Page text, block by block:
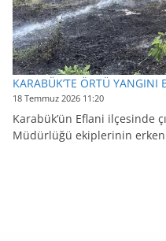
KARABÜK’TE ÖRTÜ
18 Temmuz 2026 11:20
Karabük’ün Eflani ilçesinde
Müdürlüğü ekiplerinin